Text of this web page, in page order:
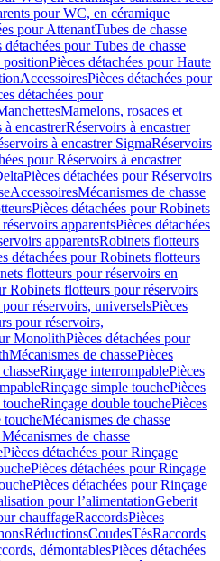
pour WC, en céramique
pour AttenantTubes de chasse
détachées pour Tubes de chasse
positionPièces détachées pour Haute
AccessoiresPièces détachées pour
détachées pour
Mamelons, rosaces et
à encastrerRéservoirs à encastrer
à encastrer SigmaRéservoirs
pour Réservoirs à encastrer
Pièces détachées pour Réservoirs
AccessoiresMécanismes de chasse
Pièces détachées pour Robinets
apparentsPièces détachées
apparentsRobinets flotteurs
détachées pour Robinets flotteurs
flotteurs pour réservoirs en
Robinets flotteurs pour réservoirs
réservoirs, universelsPièces
pour réservoirs,
MonolithPièces détachées pour
Mécanismes de chassePièces
Rinçage interrompablePièces
Rinçage simple touchePièces
Rinçage double touchePièces
toucheMécanismes de chasse
de chasse
Pièces détachées pour Rinçage
Pièces détachées pour Rinçage
Pièces détachées pour Rinçage
pour l’alimentationGeberit
chauffageRaccordsPièces
RéductionsCoudesTésRaccords
démontablesPièces détachées